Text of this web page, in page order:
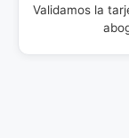
Validamos la